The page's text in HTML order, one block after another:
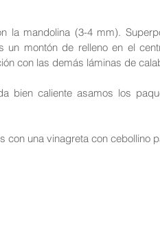
la mandolina (3-4 mm).
un montón de relleno en el
con las demás láminas de
bien caliente asamos los
con una vinagreta con cebollino